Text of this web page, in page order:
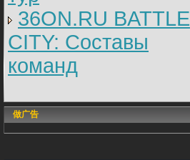
36ON.RU BATTLE
CITY: Составы
команд
做广告